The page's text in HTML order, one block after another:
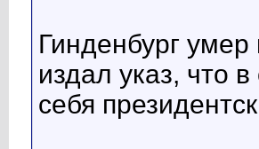
Гинденбург
издал указ, что
себя